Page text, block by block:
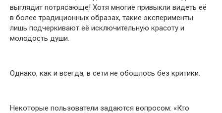
выглядит потрясающе! Хотя многие привыкли видеть её
в более традиционных образах, такие эксперименты
лишь подчеркивают её исключительную красоту и
молодость души.
Однако, как и всегда, в сети не обошлось без критики.
Некоторые пользователи задаются вопросом: «Кто